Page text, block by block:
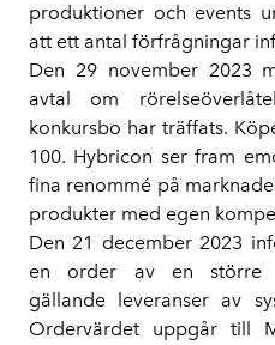
produktioner och events
att ett antal förfrågningar
Den 29 november 2023
avtal om
konkursbo har träffats.
100. Hybricon ser fram
fina renommé på
produkter med egen
Den 21 december 2023
en order av en större
gällande leveranser av
Ordervärdet uppgår till